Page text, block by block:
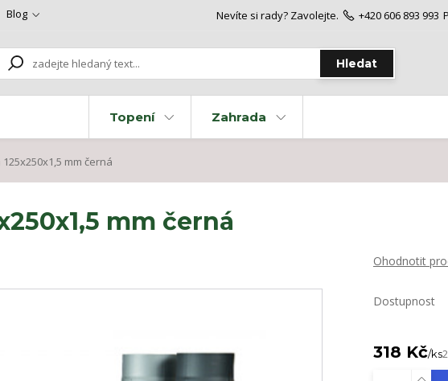
Blog
Hledat
Nevíte si rady? Zavolejte. +420 606 893 993
Topení Zahrada
mm černá
mm černá
Ohodnotit
Dostupnost
318 Kč/ks